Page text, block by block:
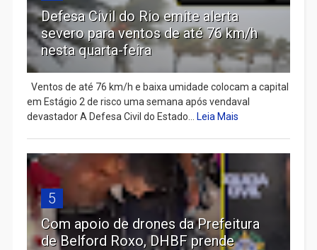
Defesa Civil do Rio emite alerta
severo para ventos de até 76 km/h
nesta quarta-feira
Ventos de até 76 km/h e baixa umidade colocam a capital
em Estágio 2 de risco uma semana após vendaval
devastador A Defesa Civil do Estado...
Leia Mais
5
Com apoio de drones da Prefeitura
de Belford Roxo, DHBF prende